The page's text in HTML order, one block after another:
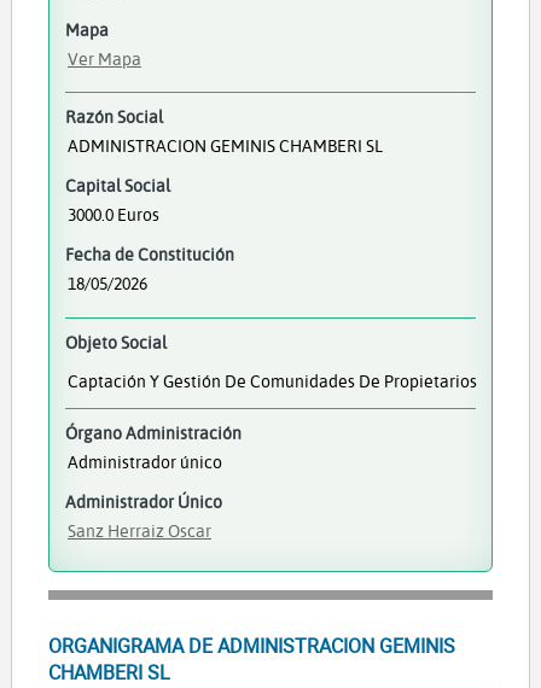
Mapa
Ver Mapa
Razón Social
ADMINISTRACION GEMINIS CHAMBERI SL
Capital Social
3000.0 Euros
Fecha de Constitución
18/05/2026
Objeto Social
Captación Y Gestión De Comunidades De Propietarios
Órgano Administración
Administrador único
Administrador Único
Sanz Herraiz Oscar
ORGANIGRAMA DE ADMINISTRACION GEMINIS
CHAMBERI SL